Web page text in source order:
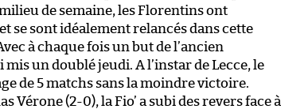
de semaine, les Florentins ont
se sont idéalement relancés dans cette
à chaque fois un but de l’ancien
mis un doublé jeudi. A l’instar de Lecce, le
de 5 matchs sans la moindre victoire.
Vérone (2-0), la Fio’ a subi des revers face à